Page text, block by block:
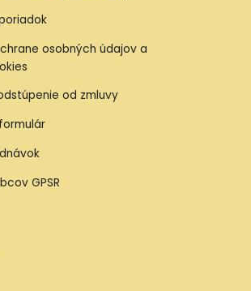
osobných údajov a
od zmluvy
GPSR